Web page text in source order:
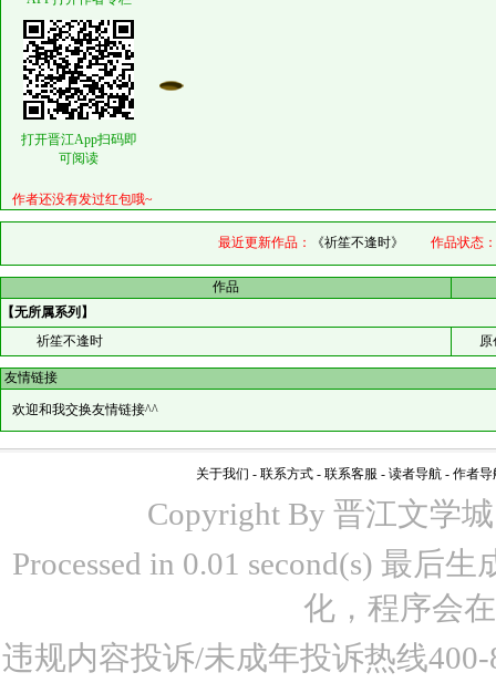
打开晋江App扫码即
可阅读
作者还没有发过红包哦~
最近更新作品： 《祈笙不逢时》 作品状态：
作品
【无所属系列】
祈笙不逢时
原
友情链接
欢迎和我交换友情链接^^
关于我们 - 联系方式 - 联系客服 - 读者导航 - 作者导
Copyright By 晋江文学
Processed in 0.01 second(s) 最后
化，程序会
违规内容投诉/未成年投诉热线